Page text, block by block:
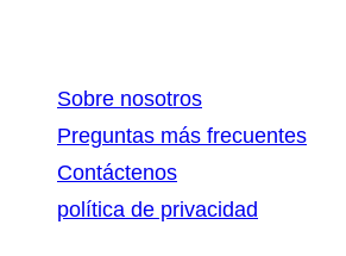
Sobre nosotros
Preguntas más frecuentes
Contáctenos
política de privacidad